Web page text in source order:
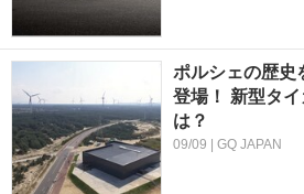
ポルシェの歴史
登場！ 新型タ
は？
09/09 | GQ JAPAN